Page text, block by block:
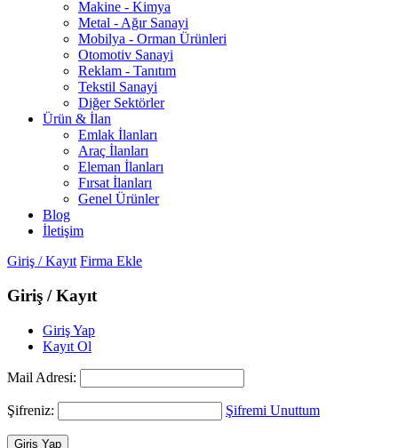
Makine - Kimya
Metal - Ağır Sanayi
Mobilya - Orman Ürünleri
Otomotiv Sanayi
Reklam - Tanıtım
Tekstil Sanayi
Diğer Sektörler
Ürün & İlan
Emlak İlanları
Araç İlanları
Eleman İlanları
Fırsat İlanları
Genel Ürünler
Blog
İletişim
Giriş / Kayıt Firma Ekle
Giriş / Kayıt
Giriş Yap
Kayıt Ol
Mail Adresi:
Şifreniz: Şifremi Unuttum